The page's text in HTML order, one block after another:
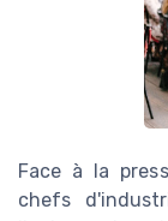
Face à la
chefs